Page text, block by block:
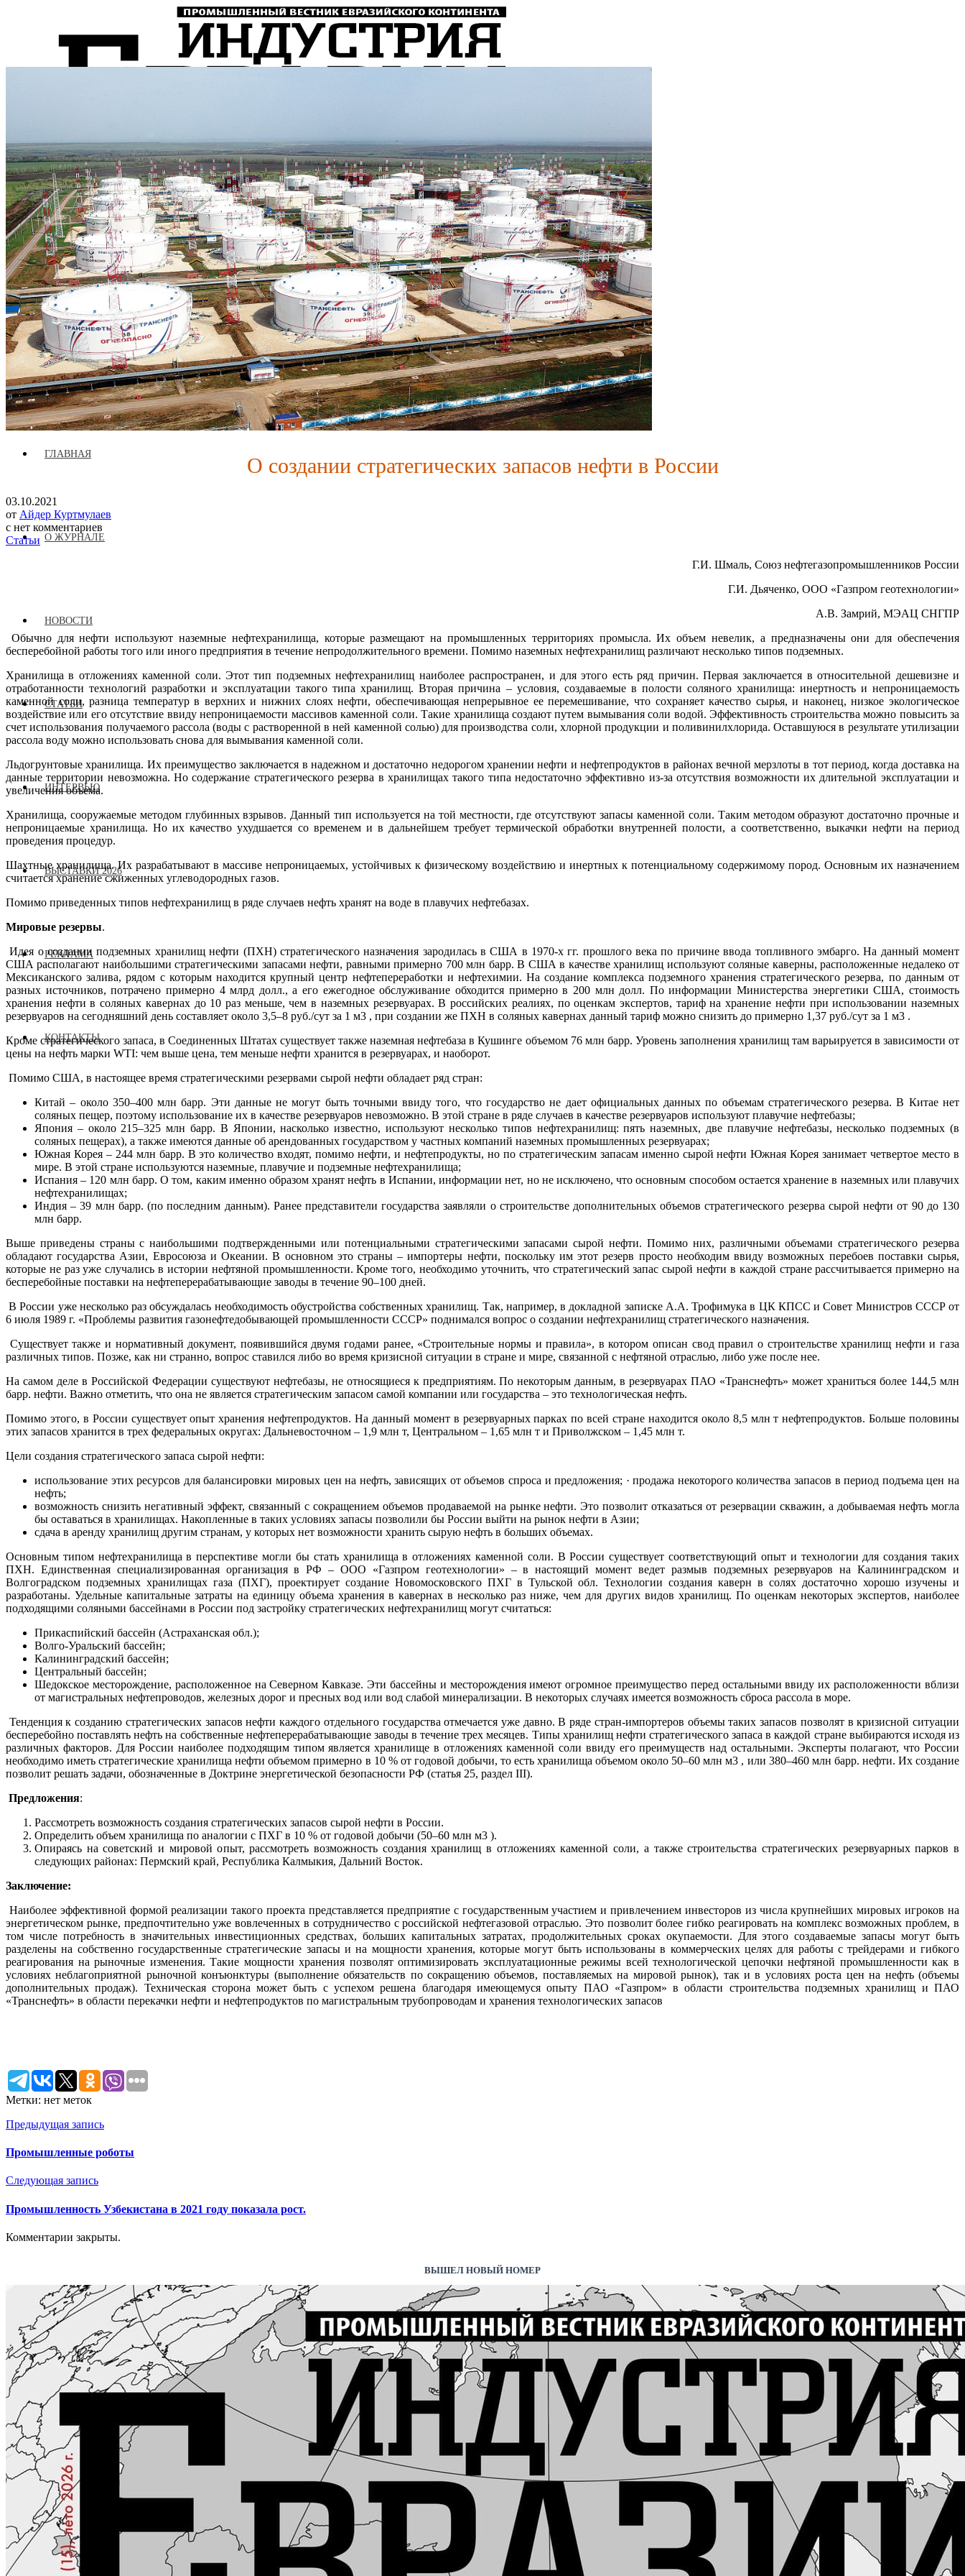
Журнал аккредитован при Евразийской Экономической Комиссии
ГЛАВНАЯ
О ЖУРНАЛЕ
НОВОСТИ
СТАТЬИ
ИНТЕРВЬЮ
ВЫСТАВКИ 2026
РЕКЛАМА
КОНТАКТЫ
О создании стратегических запасов нефти в России
03.10.2021
от Айдер Куртмулаев
с нет комментариев
Статьи
Г.И. Шмаль, Союз нефтегазопромышленников России
Г.И. Дьяченко, ООО «Газпром геотехнологии»
А.В. Замрий, МЭАЦ СНГПР
Обычно для нефти используют наземные нефтехранилища, которые размещают на промышленных территориях промысла. Их объем невелик, а предназначены они для обеспечения
бесперебойной работы того или иного предприятия в течение непродолжительного времени. Помимо наземных нефтехранилищ различают несколько типов подземных.
Хранилища в отложениях каменной соли. Этот тип подземных нефтехранилищ наиболее распространен, и для этого есть ряд причин. Первая заключается в относительной дешевизне и
отработанности технологий разработки и эксплуатации такого типа хранилищ. Вторая причина – условия, создаваемые в полости соляного хранилища: инертность и непроницаемость
каменной соли, разница температур в верхних и нижних слоях нефти, обеспечивающая непрерывное ее перемешивание, что сохраняет качество сырья, и наконец, низкое экологическое
воздействие или его отсутствие ввиду непроницаемости массивов каменной соли. Такие хранилища создают путем вымывания соли водой. Эффективность строительства можно повысить за
счет использования получаемого рассола (воды с растворенной в ней каменной солью) для производства соли, хлорной продукции и поливинилхлорида. Оставшуюся в результате утилизации
рассола воду можно использовать снова для вымывания каменной соли.
Льдогрунтовые хранилища. Их преимущество заключается в надежном и достаточно недорогом хранении нефти и нефтепродуктов в районах вечной мерзлоты в тот период, когда доставка на
данные территории невозможна. Но содержание стратегического резерва в хранилищах такого типа недостаточно эффективно из‑за отсутствия возможности их длительной эксплуатации и
увеличения объема.
Хранилища, сооружаемые методом глубинных взрывов. Данный тип используется на той местности, где отсутствуют запасы каменной соли. Таким методом образуют достаточно прочные и
непроницаемые хранилища. Но их качество ухудшается со временем и в дальнейшем требует термической обработки внутренней полости, а соответственно, выкачки нефти на период
проведения процедур.
Шахтные хранилища. Их разрабатывают в массиве непроницаемых, устойчивых к физическому воздействию и инертных к потенциальному содержимому пород. Основным их назначением
считается хранение сжиженных углеводородных газов.
Помимо приведенных типов нефтехранилищ в ряде случаев нефть хранят на воде в плавучих нефтебазах.
Мировые резервы.
Идея о создании подземных хранилищ нефти (ПХН) стратегического назначения зародилась в США в 1970‑х гг. прошлого века по причине ввода топливного эмбарго. На данный момент
США располагают наибольшими стратегическими запасами нефти, равными примерно 700 млн барр. В США в качестве хранилищ используют соляные каверны, расположенные недалеко от
Мексиканского залива, рядом с которым находится крупный центр нефтепереработки и нефтехимии. На создание комплекса подземного хранения стратегического резерва, по данным от
разных источников, потрачено примерно 4 млрд долл., а его ежегодное обслуживание обходится примерно в 200 млн долл. По информации Министерства энергетики США, стоимость
хранения нефти в соляных кавернах до 10 раз меньше, чем в наземных резервуарах. В российских реалиях, по оценкам экспертов, тариф на хранение нефти при использовании наземных
резервуаров на сегодняшний день составляет около 3,5–8 руб./сут за 1 м3 , при создании же ПХН в соляных кавернах данный тариф можно снизить до примерно 1,37 руб./сут за 1 м3 .
Кроме стратегического запаса, в Соединенных Штатах существует также наземная нефтебаза в Кушинге объемом 76 млн барр. Уровень заполнения хранилищ там варьируется в зависимости от
цены на нефть марки WTI: чем выше цена, тем меньше нефти хранится в резервуарах, и наоборот.
Помимо США, в настоящее время стратегическими резервами сырой нефти обладает ряд стран:
Китай – около 350–400 млн барр. Эти данные не могут быть точными ввиду того, что государство не дает официальных данных по объемам стратегического резерва. В Китае нет
соляных пещер, поэтому использование их в качестве резервуаров невозможно. В этой стране в ряде случаев в качестве резервуаров используют плавучие нефтебазы;
Япония – около 215–325 млн барр. В Японии, насколько известно, используют несколько типов нефтехранилищ: пять наземных, две плавучие нефтебазы, несколько подземных (в
соляных пещерах), а также имеются данные об арендованных государством у частных компаний наземных промышленных резервуарах;
Южная Корея – 244 млн барр. В это количество входят, помимо нефти, и нефтепродукты, но по стратегическим запасам именно сырой нефти Южная Корея занимает четвертое место в
мире. В этой стране используются наземные, плавучие и подземные нефтехранилища;
Испания – 120 млн барр. О том, каким именно образом хранят нефть в Испании, информации нет, но не исключено, что основным способом остается хранение в наземных или плавучих
нефтехранилищах;
Индия – 39 млн барр. (по последним данным). Ранее представители государства заявляли о строительстве дополнительных объемов стратегического резерва сырой нефти от 90 до 130
млн барр.
Выше приведены страны с наибольшими подтвержденными или потенциальными стратегическими запасами сырой нефти. Помимо них, различными объемами стратегического резерва
обладают государства Азии, Евросоюза и Океании. В основном это страны – импортеры нефти, поскольку им этот резерв просто необходим ввиду возможных перебоев поставки сырья,
которые не раз уже случались в истории нефтяной промышленности. Кроме того, необходимо уточнить, что стратегический запас сырой нефти в каждой стране рассчитывается примерно на
бесперебойные поставки на нефтеперерабатывающие заводы в течение 90–100 дней.
В России уже несколько раз обсуждалась необходимость обустройства собственных хранилищ. Так, например, в докладной записке А.А. Трофимука в ЦК КПСС и Совет Министров СССР от
6 июля 1989 г. «Проблемы развития газонефтедобывающей промышленности СССР» поднимался вопрос о создании нефтехранилищ стратегического назначения.
Существует также и нормативный документ, появившийся двумя годами ранее, «Строительные нормы и правила», в котором описан свод правил о строительстве хранилищ нефти и газа
различных типов. Позже, как ни странно, вопрос ставился либо во время кризисной ситуации в стране и мире, связанной с нефтяной отраслью, либо уже после нее.
На самом деле в Российской Федерации существуют нефтебазы, не относящиеся к предприятиям. По некоторым данным, в резервуарах ПАО «Транснефть» может храниться более 144,5 млн
барр. нефти. Важно отметить, что она не является стратегическим запасом самой компании или государства – это технологическая нефть.
Помимо этого, в России существует опыт хранения нефтепродуктов. На данный момент в резервуарных парках по всей стране находится около 8,5 млн т нефтепродуктов. Больше половины
этих запасов хранится в трех федеральных округах: Дальневосточном – 1,9 млн т, Центральном – 1,65 млн т и Приволжском – 1,45 млн т.
Цели создания стратегического запаса сырой нефти:
использование этих ресурсов для балансировки мировых цен на нефть, зависящих от объемов спроса и предложения; · продажа некоторого количества запасов в период подъема цен на
нефть;
возможность снизить негативный эффект, связанный с сокращением объемов продаваемой на рынке нефти. Это позволит отказаться от резервации скважин, а добываемая нефть могла
бы оставаться в хранилищах. Накопленные в таких условиях запасы позволили бы России выйти на рынок нефти в Азии;
сдача в аренду хранилищ другим странам, у которых нет возможности хранить сырую нефть в больших объемах.
Основным типом нефтехранилища в перспективе могли бы стать хранилища в отложениях каменной соли. В России существует соответствующий опыт и технологии для создания таких
ПХН. Единственная специализированная организация в РФ – ООО «Газпром геотехнологии» – в настоящий момент ведет размыв подземных резервуаров на Калининградском и
Волгоградском подземных хранилищах газа (ПХГ), проектирует создание Новомосковского ПХГ в Тульской обл. Технологии создания каверн в солях достаточно хорошо изучены и
разработаны. Удельные капитальные затраты на единицу объема хранения в кавернах в несколько раз ниже, чем для других видов хранилищ. По оценкам некоторых экспертов, наиболее
подходящими соляными бассейнами в России под застройку стратегических нефтехранилищ могут считаться:
Прикаспийский бассейн (Астраханская обл.);
Волго‑Уральский бассейн;
Калининградский бассейн;
Центральный бассейн;
Шедокское месторождение, расположенное на Северном Кавказе. Эти бассейны и месторождения имеют огромное преимущество перед остальными ввиду их расположенности вблизи
от магистральных нефтепроводов, железных дорог и пресных вод или вод слабой минерализации. В некоторых случаях имеется возможность сброса рассола в море.
Тенденция к созданию стратегических запасов нефти каждого отдельного государства отмечается уже давно. В ряде стран‑импортеров объемы таких запасов позволят в кризисной ситуации
бесперебойно поставлять нефть на собственные нефтеперерабатывающие заводы в течение трех месяцев. Типы хранилищ нефти стратегического запаса в каждой стране выбираются исходя из
различных факторов. Для России наиболее подходящим типом является хранилище в отложениях каменной соли ввиду его преимуществ над остальными. Эксперты полагают, что России
необходимо иметь стратегические хранилища нефти объемом примерно в 10 % от годовой добычи, то есть хранилища объемом около 50–60 млн м3 , или 380–460 млн барр. нефти. Их создание
позволит решать задачи, обозначенные в Доктрине энергетической безопасности РФ (статья 25, раздел III).
Предложения:
Рассмотреть возможность создания стратегических запасов сырой нефти в России.
Определить объем хранилища по аналогии с ПХГ в 10 % от годовой добычи (50–60 млн м3 ).
Опираясь на советский и мировой опыт, рассмотреть возможность создания хранилищ в отложениях каменной соли, а также строительства стратегических резервуарных парков в
следующих районах: Пермский край, Республика Калмыкия, Дальний Восток.
Заключение:
Наиболее эффективной формой реализации такого проекта представляется предприятие с государственным участием и привлечением инвесторов из числа крупнейших мировых игроков на
энергетическом рынке, предпочтительно уже вовлеченных в сотрудничество с российской нефтегазовой отраслью. Это позволит более гибко реагировать на комплекс возможных проблем, в
том числе потребность в значительных инвестиционных средствах, больших капитальных затратах, продолжительных сроках окупаемости. Для этого создаваемые запасы могут быть
разделены на собственно государственные стратегические запасы и на мощности хранения, которые могут быть использованы в коммерческих целях для работы с трейдерами и гибкого
реагирования на рыночные изменения. Такие мощности хранения позволят оптимизировать эксплуатационные режимы всей технологической цепочки нефтяной промышленности как в
условиях неблагоприятной рыночной конъюнктуры (выполнение обязательств по сокращению объемов, поставляемых на мировой рынок), так и в условиях роста цен на нефть (объемы
дополнительных продаж). Техническая сторона может быть с успехом решена благодаря имеющемуся опыту ПАО «Газпром» в области строительства подземных хранилищ и ПАО
«Транснефть» в области перекачки нефти и нефтепродуктов по магистральным трубопроводам и хранения технологических запасов
Метки: нет меток
Предыдущая запись
Промышленные роботы
Следующая запись
Промышленность Узбекистана в 2021 году показала рост.
Комментарии закрыты.
ВЫШЕЛ НОВЫЙ НОМЕР